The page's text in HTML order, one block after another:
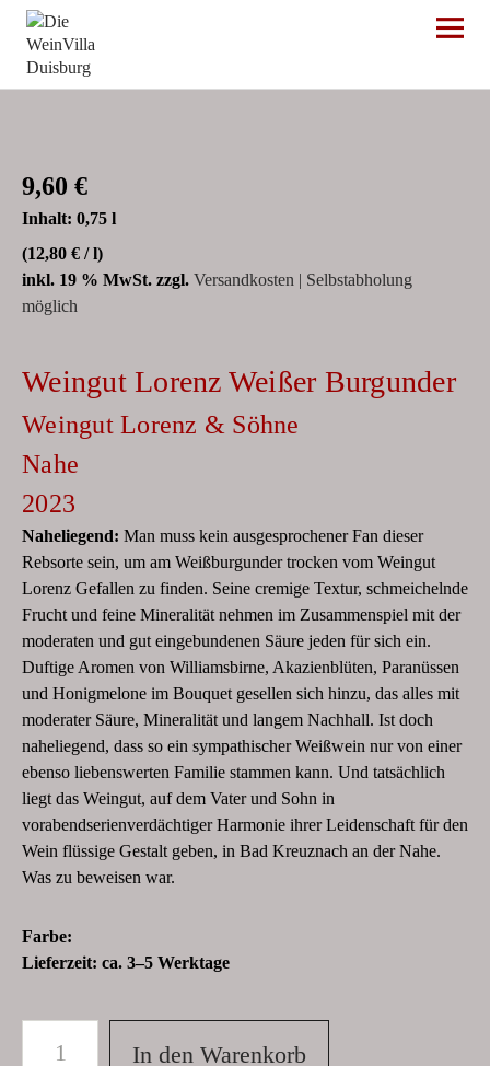
Die WeinVilla Duisburg
9,60 €
Inhalt: 0,75 l
(12,80 € /l)
inkl. 19 % MwSt. zzgl. Versandkosten | Selbstabholung
möglich
Weingut Lorenz Weißer Burgunder
Weingut Lorenz & Söhne
Nahe
2023
Naheliegend: Man muss kein ausgesprochener Fan dieser
Rebsorte sein, um am Weißburgunder trocken vom Weingut
Lorenz Gefallen zu finden. Seine cremige Textur, schmeichelnde
Frucht und feine Mineralität nehmen im Zusammenspiel mit der
moderaten und gut eingebundenen Säure jeden für sich ein.
Duftige Aromen von Williamsbirne, Akazienblüten, Paranüssen
und Honigmelone im Bouquet gesellen sich hinzu, das alles mit
moderater Säure, Mineralität und langem Nachhall. Ist doch
naheliegend, dass so ein sympathischer Weißwein nur von einer
ebenso liebenswerten Familie stammen kann. Und tatsächlich
liegt das Weingut, auf dem Vater und Sohn in
vorabendserienverdächtiger Harmonie ihrer Leidenschaft für den
Wein flüssige Gestalt geben, in Bad Kreuznach an der Nahe.
Was zu beweisen war.
Farbe:
Lieferzeit: ca. 3–5 Werktage
In den Warenkorb